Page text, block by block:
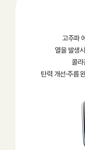
고주파
열을 발생
콜라
탄력 개선·주름